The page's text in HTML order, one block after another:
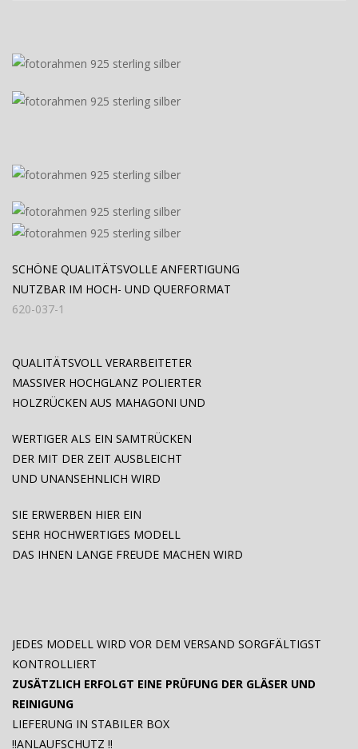
SCHÖNE QUALITÄTSVOLLE ANFERTIGUNG
NUTZBAR IM HOCH- UND QUERFORMAT
620-037-1
QUALITÄTSVOLL VERARBEITETER
MASSIVER HOCHGLANZ POLIERTER
HOLZRÜCKEN AUS MAHAGONI UND
WERTIGER ALS EIN SAMTRÜCKEN
DER MIT DER ZEIT AUSBLEICHT
UND UNANSEHNLICH WIRD
SIE ERWERBEN HIER EIN
SEHR HOCHWERTIGES MODELL
DAS IHNEN LANGE FREUDE MACHEN WIRD
JEDES MODELL WIRD VOR DEM VERSAND SORGFÄLTIGST
KONTROLLIERT
ZUSÄTZLICH ERFOLGT EINE PRÜFUNG DER GLÄSER UND
REINIGUNG
LIEFERUNG IN STABILER BOX
!!ANLAUFSCHUTZ !!